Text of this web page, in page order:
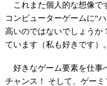
これまた個人的な想像で
コンピューターゲームに“
高いのではないでしょうか
ています（私も好きです）。
好きなゲーム要素を仕事
チャンス！ そして、ゲー